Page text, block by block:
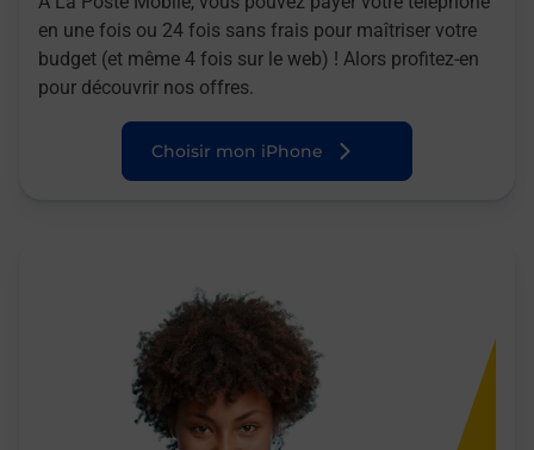
en une fois ou 24 fois sans frais pour maîtriser votre
budget (et même 4 fois sur le web) ! Alors profitez-en
pour découvrir nos offres.
Choisir mon iPhone